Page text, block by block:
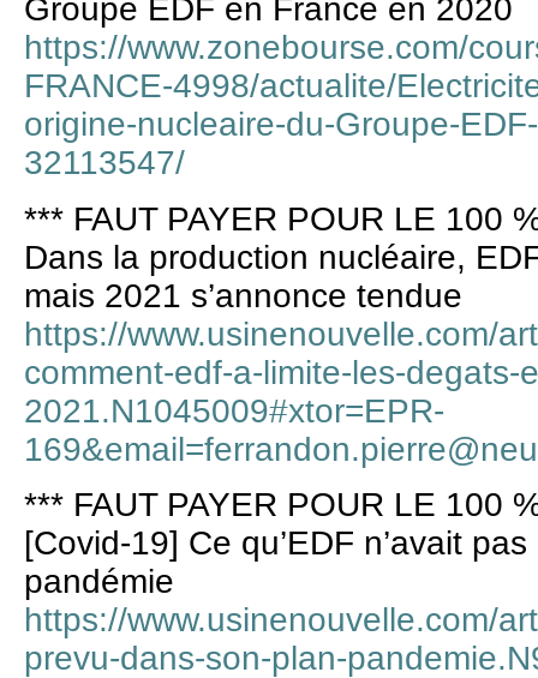
Groupe EDF en France en 2020
https://www.zonebourse.com/
FRANCE-4998/actualite/
origine-nucleaire-du-Groupe-
32113547/
*** FAUT PAYER POUR LE 100
Dans la production nucléaire,
mais 2021 s’annonce tendue
https://www.usinenouvelle.com/
comment-edf-a-limite-les-degats-
2021.N1045009#xtor=EPR-
*** FAUT PAYER POUR LE 100
[Covid-19] Ce qu’EDF n’avait
pandémie
https://www.usinenouvelle.com/
prevu-dans-son-plan-